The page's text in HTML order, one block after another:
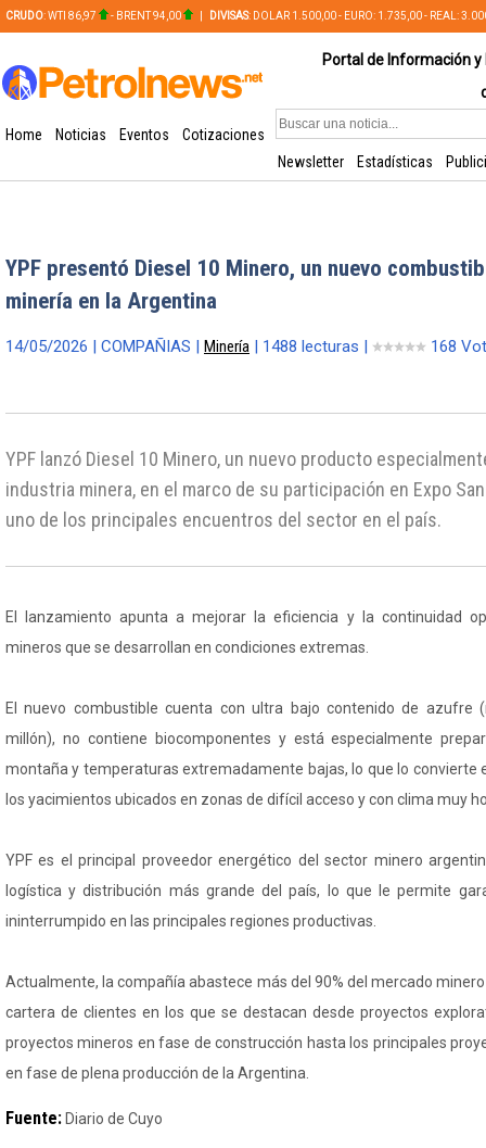
CRUDO: WTI 86,97 - BRENT 94,00 DIVISAS: DOLAR 1.500,00 - EURO: 1.735,00 - REAL:
Portal de Información
Home Noticias Eventos
Cotizaciones
Newsletter
Estadísticas
YPF presentó Diesel 10 Minero, un nuevo
minería en la Argentina
14/05/2026 | COMPAÑIAS | Minería | 1488 lecturas | 168
YPF lanzó Diesel 10 Minero, un nuevo producto
industria minera, en el marco de su participación en Expo
uno de los principales encuentros del sector en el país.
El lanzamiento apunta a mejorar la eficiencia y la continuidad
mineros que se desarrollan en condiciones extremas.
El nuevo combustible cuenta con ultra bajo contenido de azufre
millón), no contiene biocomponentes y está especialmente
montaña y temperaturas extremadamente bajas, lo que lo convierte
los yacimientos ubicados en zonas de difícil acceso y con clima muy
YPF es el principal proveedor energético del sector minero
logística y distribución más grande del país, lo que le permite
ininterrumpido en las principales regiones productivas.
Actualmente, la compañía abastece más del 90% del mercado
cartera de clientes en los que se destacan desde proyectos
proyectos mineros en fase de construcción hasta los principales
en fase de plena producción de la Argentina.
Fuente: Diario de Cuyo